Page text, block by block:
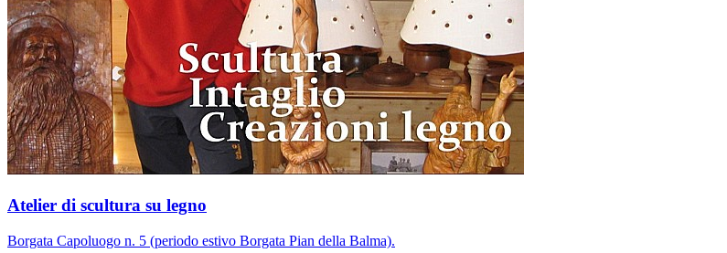
Atelier di scultura su legno
Borgata Capoluogo n. 5 (periodo estivo Borgata Pian della Balma).